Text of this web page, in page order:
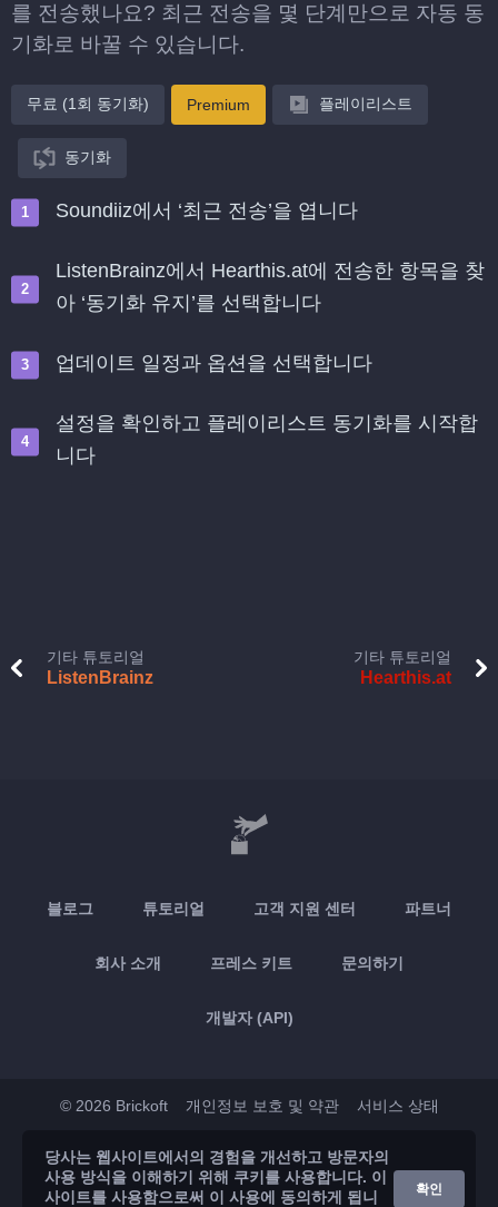
를 전송했나요? 최근 전송을 몇 단계만으로 자동 동
기화로 바꿀 수 있습니다.
무료 (1회 동기화) Premium 플레이리스트
동기화
Soundiiz에서 ‘최근 전송’을 엽니다
ListenBrainz에서 Hearthis.at에 전송한 항목을 찾
아 ‘동기화 유지’를 선택합니다
업데이트 일정과 옵션을 선택합니다
설정을 확인하고 플레이리스트 동기화를 시작합
니다
기타 튜토리얼
ListenBrainz
기타 튜토리얼
Hearthis.at
블로그 튜토리얼 고객 지원 센터 파트너
회사 소개 프레스 키트 문의하기
개발자 (API)
© 2026 Brickoft 개인정보 보호 및 약관 서비스 상태
App Store Google Play
당사는 웹사이트에서의 경험을 개선하고 방문자의
사용 방식을 이해하기 위해 쿠키를 사용합니다. 이
사이트를 사용함으로써 이 사용에 동의하게 됩니
확인